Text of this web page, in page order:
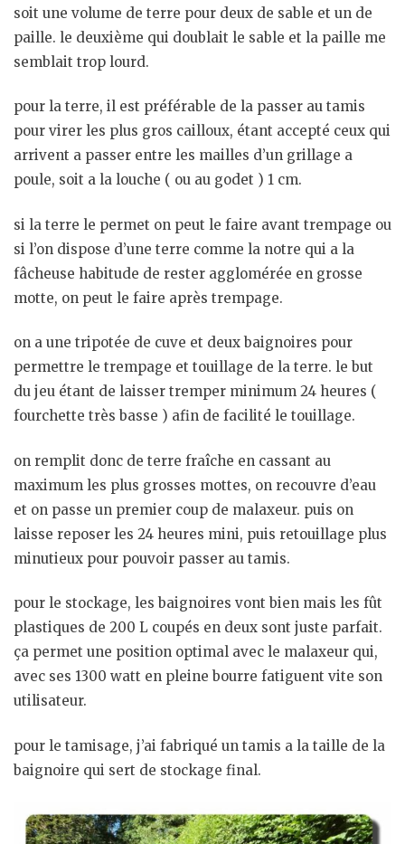
soit une volume de terre pour deux de sable et un de
paille. le deuxième qui doublait le sable et la paille me
semblait trop lourd.
pour la terre, il est préférable de la passer au tamis
pour virer les plus gros cailloux, étant accepté ceux qui
arrivent a passer entre les mailles d’un grillage a
poule, soit a la louche ( ou au godet ) 1 cm.
si la terre le permet on peut le faire avant trempage ou
si l’on dispose d’une terre comme la notre qui a la
fâcheuse habitude de rester agglomérée en grosse
motte, on peut le faire après trempage.
on a une tripotée de cuve et deux baignoires pour
permettre le trempage et touillage de la terre. le but
du jeu étant de laisser tremper minimum 24 heures (
fourchette très basse ) afin de facilité le touillage.
on remplit donc de terre fraîche en cassant au
maximum les plus grosses mottes, on recouvre d’eau
et on passe un premier coup de malaxeur. puis on
laisse reposer les 24 heures mini, puis retouillage plus
minutieux pour pouvoir passer au tamis.
pour le stockage, les baignoires vont bien mais les fût
plastiques de 200 L coupés en deux sont juste parfait.
ça permet une position optimal avec le malaxeur qui,
avec ses 1300 watt en pleine bourre fatiguent vite son
utilisateur.
pour le tamisage, j’ai fabriqué un tamis a la taille de la
baignoire qui sert de stockage final.